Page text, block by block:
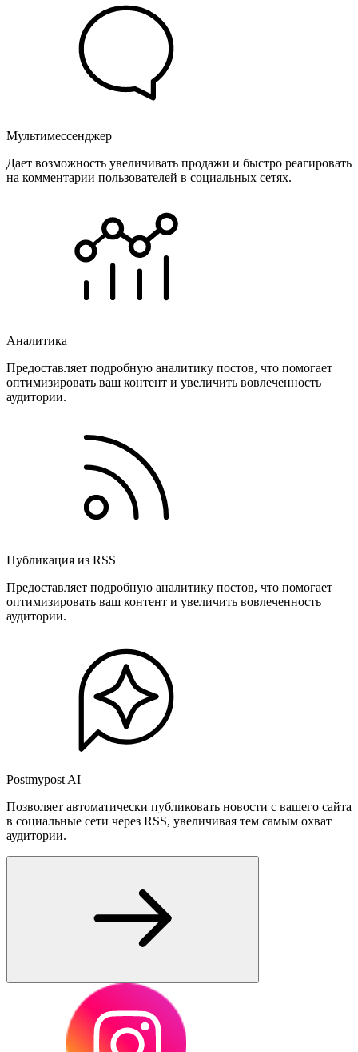
Мультимессенджер
Дает возможность увеличивать продажи и быстро реагировать
на комментарии пользователей в социальных сетях.
Аналитика
Предоставляет подробную аналитику постов, что помогает
оптимизировать ваш контент и увеличить вовлеченность
аудитории.
Публикация из RSS
Предоставляет подробную аналитику постов, что помогает
оптимизировать ваш контент и увеличить вовлеченность
аудитории.
Postmypost AI
Позволяет автоматически публиковать новости с вашего сайта
в социальные сети через RSS, увеличивая тем самым охват
аудитории.